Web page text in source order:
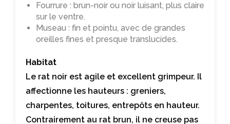
Fourrure : brun-noir ou noir luisant, plus claire
sur le ventre.
Museau : fin et pointu, avec de grandes
oreilles fines et presque translucides.
Habitat
Le rat noir est agile et excellent grimpeur. Il
affectionne les hauteurs : greniers,
charpentes, toitures, entrepôts en hauteur.
Contrairement au rat brun, il ne creuse pas